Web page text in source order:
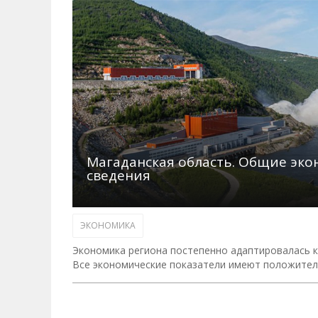
Магаданская область. Общие
сведения
ЭКОНОМИКА
Экономика региона постепенно адаптировалась
Все экономические показатели имеют